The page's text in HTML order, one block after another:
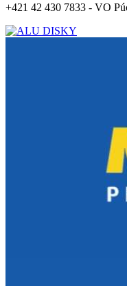
+421 42 430 7833 - VO